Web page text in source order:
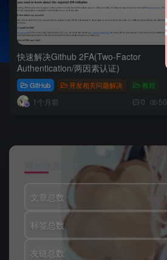
快速解决Github 2FA(Two-Factor
Authentication/两因素认证)
GitHub 开发相关问题解决 教程
1个月前 0 50
文章总数
标签总数
友链总数